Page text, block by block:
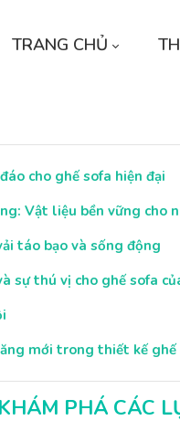
TRANG CHỦ
cho ghế sofa hiện đại
Vật liệu bền vững cho
táo bạo và sống động
sự thú vị cho ghế sofa
mới trong thiết kế ghế
PHÁ CÁC